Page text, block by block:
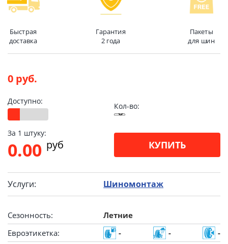
Быстрая
доставка
Гарантия
2 года
Пакеты
для шин
0 руб.
Доступно:
Кол-во:
За 1 штуку:
0.00 pуб КУПИТЬ
Услуги: Шиномонтаж
Сезонность:
Летние
Евроэтикетка:
- -
-